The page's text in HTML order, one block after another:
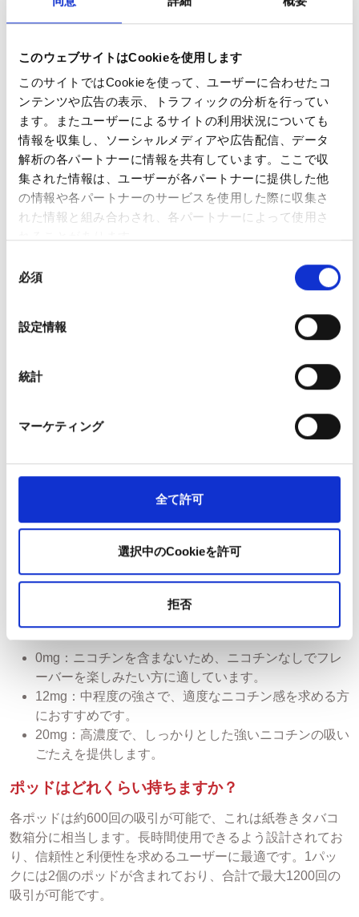
このウェブサイトはCookieを使用します
このサイトではCookieを使って、ユーザーに合わせたコ
ンテンツや広告の表示、トラフィックの分析を行ってい
ます。またユーザーによるサイトの利用状況についても
情報を収集し、ソーシャルメディアや広告配信、データ
解析の各パートナーに情報を共有しています。ここで収
集された情報は、ユーザーが各パートナーに提供した他
の情報や各パートナーのサービスを使用した際に収集さ
れた情報と組み合わされ、各パートナーによって使用さ
必須
設定情報
統計
マーケティング
全て許可
選択中のCookieを許可
拒否
Ezee Next バッテリー × 1
USB-C ケーブル × 1
ポッド2個入りパック × 1（ メンソールフレーバー／ニ
コチン濃度 12mg/ml）
仕様
製品名：Ezee Next Menthol 12mg
製造者：Ezee Trading ApS
タイプ：使い捨て・再充填不可のベイプポッド。ポッ
テクノロジー：セラミックコイル採用。よりスムーズ
リキッド容量：2ml
成分：プロピレングリコール（PG）、植物性グリセリ
ン（VG）、ニコチン、香料
ル：861633）
充電時間：約45分
バッテリー寿命：約250回の充電サイクル（容量は時
サイズ：高さ 116mm × 幅 20mm × 奥行 10mm
認証：適用されるCEおよびUKCA規格に準拠していま
どのニコチン濃度を選べばよいですか？
0mg：ニコチンを含まないため、ニコチンなしでフレ
ーバーを楽しみたい方に適しています。
12mg：中程度の強さで、適度なニコチン感を求める方
におすすめです。
20mg：高濃度で、しっかりとした強いニコチンの吸い
ごたえを提供します。
ポッドはどれくらい持ちますか？
各ポッドは約600回の吸引が可能で、これは紙巻きタバコ
数箱分に相当します。長時間使用できるよう設計されてお
り、信頼性と利便性を求めるユーザーに最適です。1パッ
クには2個のポッドが含まれており、合計で最大1200回の
吸引が可能です。